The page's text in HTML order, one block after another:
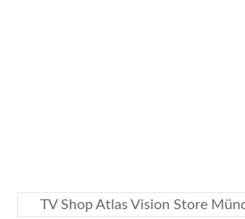
TV Shop Atlas Vision Store